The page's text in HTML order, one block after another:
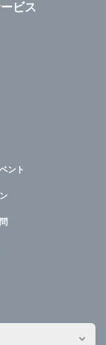
ビス
ント